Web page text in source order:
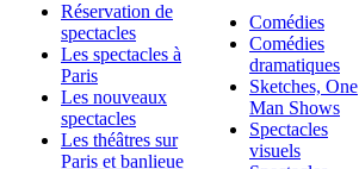
Réservation de
spectacles
Les spectacles à
Paris
Les nouveaux
spectacles
Les théâtres sur
Paris et banlieue
Comédies
Comédies
dramatiques
Sketches, One
Man Shows
Spectacles
visuels